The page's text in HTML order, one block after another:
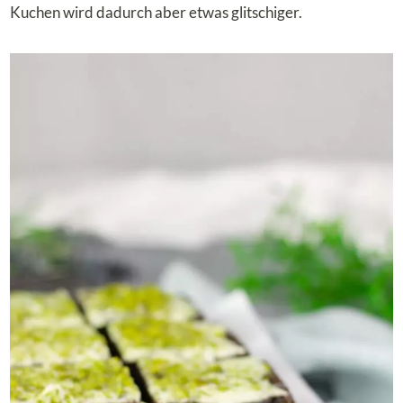
Kuchen wird dadurch aber etwas glitschiger.